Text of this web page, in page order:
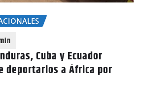
Cuba y Ecuador
deportarlos a África por